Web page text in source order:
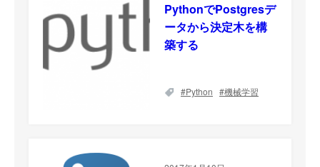
PythonでPostgresデ
ータから決定木を構
築する
Python 機械学習